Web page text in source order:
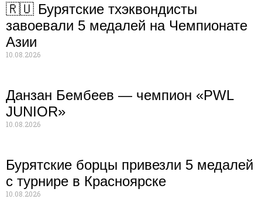
🇷🇺 Бурятские тхэквондисты
завоевали 5 медалей на Чемпионате
Азии
10.08.2026
Данзан Бембеев — чемпион «PWL
JUNIOR»
10.08.2026
Бурятские борцы привезли 5 медалей
с турнире в Красноярске
10.08.2026